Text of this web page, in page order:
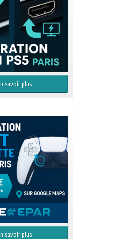
savoir plus
savoir plus